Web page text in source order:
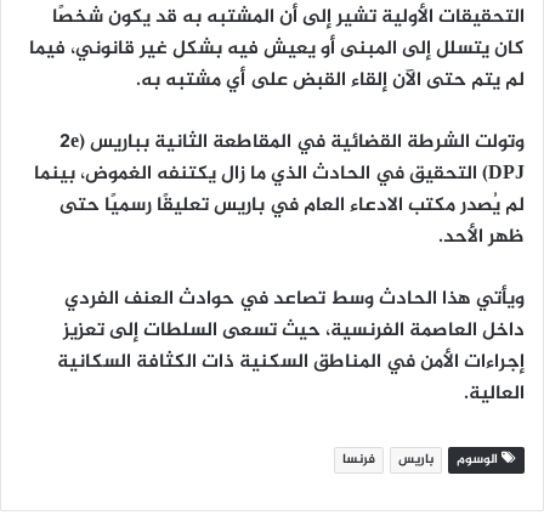
التحقيقات الأولية تشير إلى أنالمشتبه به قد يكون شخصًا
كان يتسلل إلى المبنى أو يعيش فيه بشكل غير قانوني، فيما
لم يتم حتى الآن إلقاء القبض على أي مشتبه به.
وتولت
الشرطة القضائية في المقاطعة الثانية بباريس (2e
DPJ) التحقيق في الحادث الذي ما زال يكتنفه الغموض، بينما
لم يُصدر مكتب الادعاء العام في باريس تعليقًا رسميًاحتى
ظهر الأحد.
ويأتي هذا الحادث وسط تصاعد فيحوادث العنف الفردي
داخل العاصمة الفرنسية، حيث تسعى السلطات إلى تعزيز
إجراءات الأمن في المناطق السكنية ذات الكثافة السكانية
العالية.
الوسوم باريس فرنسا